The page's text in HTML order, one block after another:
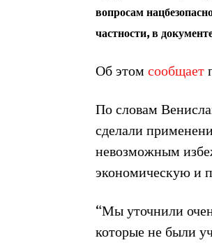
вопросам
частности, в
Об этом сообщает
По словам
сделали
невозможным
экономическую и
“Мы уточнили
которые не были